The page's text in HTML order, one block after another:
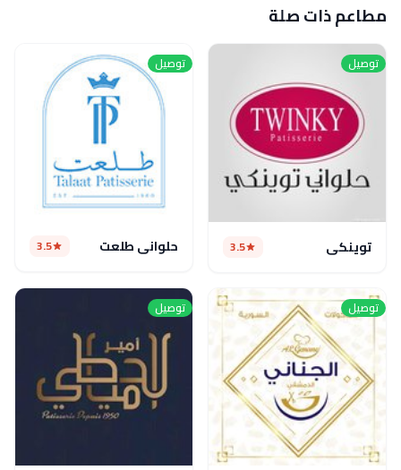
مطاعم ذات صلة
توصيل
توينكي 3.5
توصيل
حلواني طلعت 3.5
توصيل توصيل